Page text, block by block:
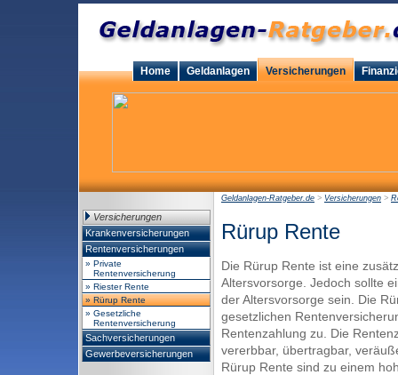
Home Geldanlagen Versicherungen
Versicherungen
Krankenversicherungen
Rentenversicherungen
» Private
Rentenversicherung
» Riester Rente
» Rürup Rente
» Gesetzliche
Rentenversicherung
Sachversicherungen
Gewerbeversicherungen
Geldanlagen-Ratgeber.de > Versicherungen >
Rürup Rente
Die Rürup Rente ist eine
Altersvorsorge. Jedoch sollte
der Altersvorsorge sein. Die
gesetzlichen
Rentenzahlung zu. Die
vererbbar, übertragbar,
Rürup Rente sind zu einem